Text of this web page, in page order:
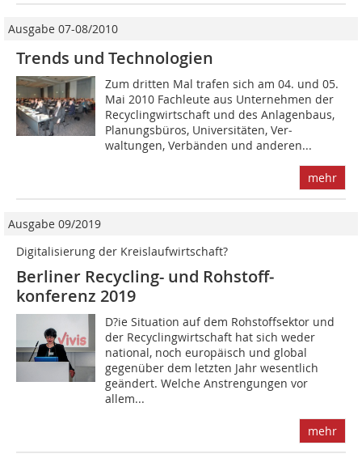
Ausgabe 07-08/2010
Trends und Technologien
Zum dritten Mal trafen sich am 04. und 05.
Mai 2010 Fachleute aus Unternehmen der
Recyclingwirtschaft und des Anlagenbaus,
Planungsbüros, Universitäten, Ver­
waltungen, Verbänden und anderen...
mehr
Ausgabe 09/2019
Digitalisierung der Kreislaufwirtschaft?
Berliner Recycling- und Rohstoff­
konferenz 2019
D?ie Situation auf dem Rohstoffsektor und
der Recyclingwirtschaft hat sich weder
national, noch europäisch und global
gegenüber dem letzten Jahr wesentlich
geändert. Welche Anstrengungen vor
allem...
mehr